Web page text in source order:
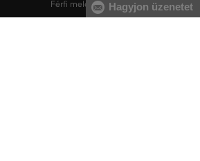
Férfi melegítőfelsőkHagyjon üzenetet